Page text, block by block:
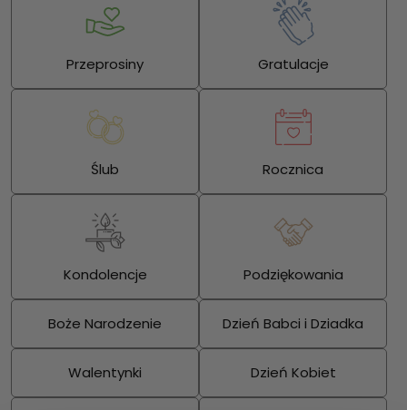
Przeprosiny Gratulacje
Ślub Rocznica
Kondolencje Podziękowania
Boże Narodzenie Dzień Babci i Dziadka
Walentynki Dzień Kobiet